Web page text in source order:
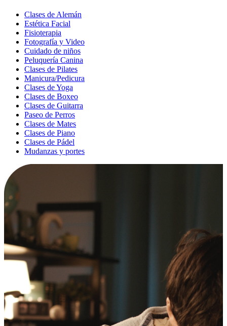
Clases de Alemán
Estética Facial
Fisioterapia
Fotografía y Video
Cuidado de niños
Peluquería Canina
Clases de Pilates
Manicura/Pedicura
Clases de Yoga
Clases de Boxeo
Clases de Guitarra
Paseo de Perros
Clases de Mates
Clases de Piano
Clases de Pádel
Mudanzas y portes